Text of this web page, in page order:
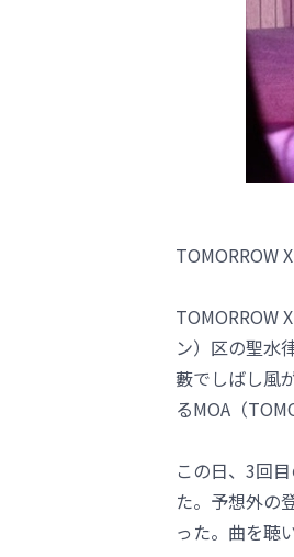
TOMORROW
TOMORROW
ン）区の聖水
藪でしばし風
るMOA（
この日、3回
た。予想外の
った。曲を聴